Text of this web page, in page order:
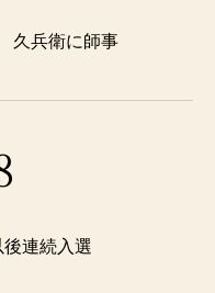
兵衛に師事
連続入選